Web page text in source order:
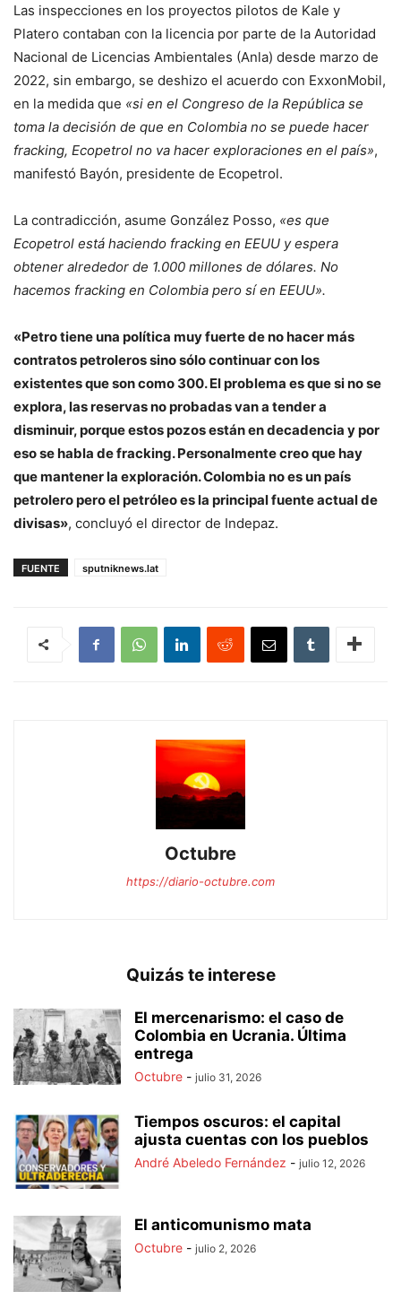
Las inspecciones en los proyectos pilotos de Kale y
Platero contaban con la licencia por parte de la Autoridad
Nacional de Licencias Ambientales (Anla) desde marzo de
2022, sin embargo, se deshizo el acuerdo con ExxonMobil,
en la medida que «si en el Congreso de la República se
toma la decisión de que en Colombia no se puede hacer
fracking, Ecopetrol no va hacer exploraciones en el país»,
manifestó Bayón, presidente de Ecopetrol.
La contradicción, asume González Posso, «es que
Ecopetrol está haciendo fracking en EEUU y espera
obtener alrededor de 1.000 millones de dólares. No
hacemos fracking en Colombia pero sí en EEUU».
«Petro tiene una política muy fuerte de no hacer más
contratos petroleros sino sólo continuar con los
existentes que son como 300. El problema es que si no se
explora, las reservas no probadas van a tender a
disminuir, porque estos pozos están en decadencia y por
eso se habla de fracking. Personalmente creo que hay
que mantener la exploración. Colombia no es un país
petrolero pero el petróleo es la principal fuente actual de
divisas», concluyó el director de Indepaz.
FUENTE sputniknews.lat
Octubre
https://diario-octubre.com
Quizás te interese
El mercenarismo: el caso de
Colombia en Ucrania. Última
entrega
Octubre - julio 31, 2026
Tiempos oscuros: el capital
ajusta cuentas con los pueblos
André Abeledo Fernández - julio 12, 2026
El anticomunismo mata
Octubre - julio 2, 2026